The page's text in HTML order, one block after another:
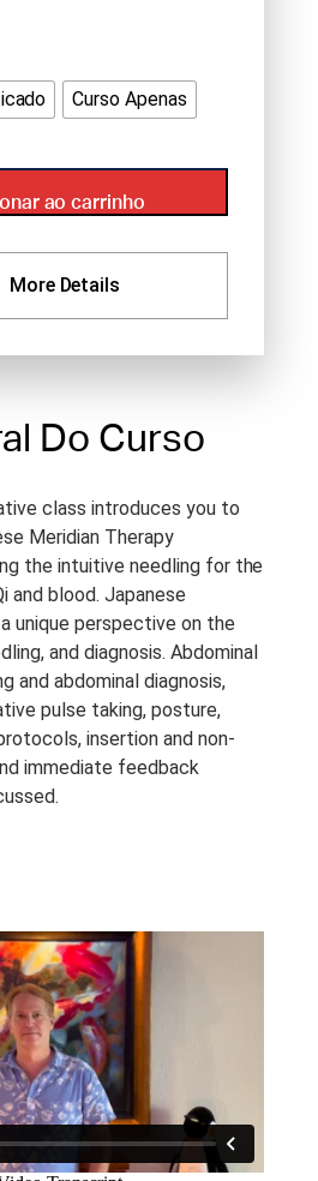
Do Curso
class introduces you to
Meridian Therapy
the intuitive needling for the
and blood. Japanese
unique perspective on the
and diagnosis. Abdominal
and abdominal diagnosis,
pulse taking, posture,
insertion and non-
immediate feedback
Curso Apenas
ao carrinho
More Details
Certificate (3)
Recorded
Do Curso:3 h
Do Curso:There
provided with this
Acesso:Acesso